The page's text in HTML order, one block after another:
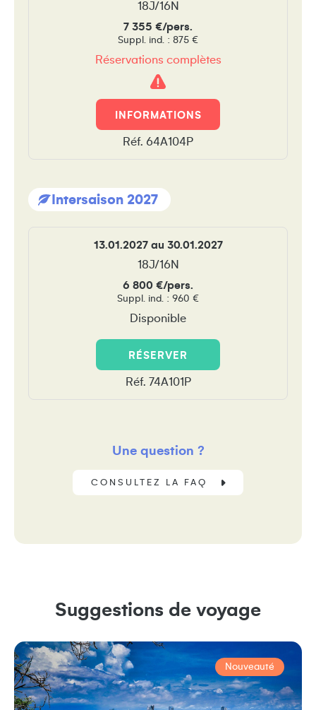
18J/16N
7 355 €/pers.
Suppl. ind. : 875 €
Réservations complètes
Attention
!
INFORMATIONS
Réf. 64A104P
Intersaison 2027
13.01.2027 au 30.01.2027
18J/16N
6 800 €/pers.
Suppl. ind. : 960 €
Disponible
RÉSERVER
Réf. 74A101P
Une question ?
CONSULTEZ LA FAQ
Suggestions de voyage
Nouveauté